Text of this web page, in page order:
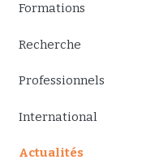
Formations
Recherche
Professionnels
International
Actualités